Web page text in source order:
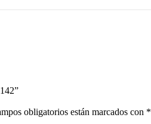
obligatorios están marcados con *